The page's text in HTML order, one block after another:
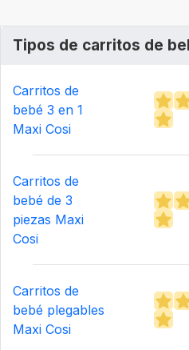
Tipos de carritos de
Carritos de
bebé 3 en 1
Maxi Cosi
Carritos de
bebé de 3
piezas Maxi
Cosi
Carritos de
bebé plegables
Maxi Cosi